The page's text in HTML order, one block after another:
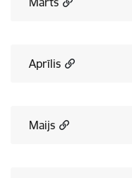
Aprīlis
Maijs